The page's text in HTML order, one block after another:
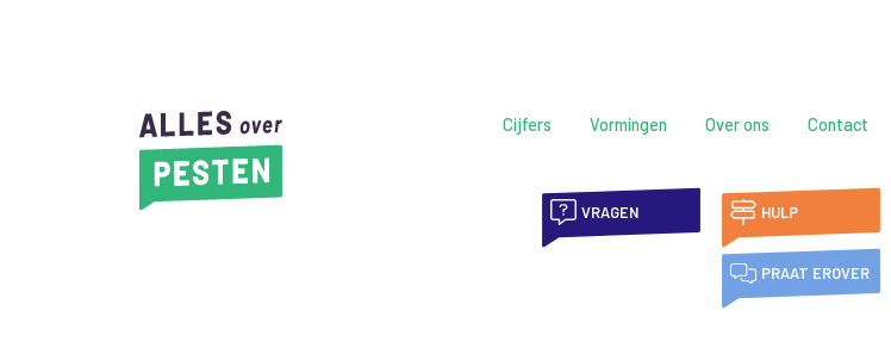
Cijfers Vormingen Over ons Contact
VRAGEN HULP
PRAAT EROVER